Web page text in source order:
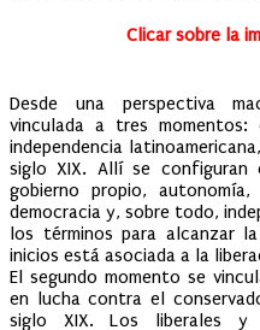
Clicar sobre la
Desde una perspectiva
vinculada a tres
independencia
siglo XIX. Allí se configuran
gobierno propio,
democracia y, sobre todo,
los términos para alcanzar
inicios está asociada a la
El segundo momento se
en lucha contra el
siglo XIX. Los liberales y